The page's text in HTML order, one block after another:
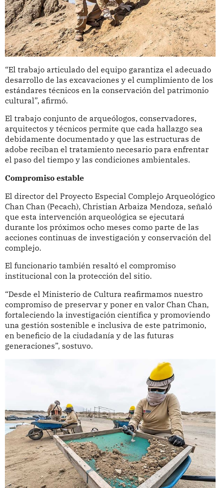
“El trabajo articulado del equipo garantiza el adecuado
desarrollo de las excavaciones y el cumplimiento de los
estándares técnicos en la conservación del patrimonio
cultural”, afirmó.
El trabajo conjunto de arqueólogos, conservadores,
arquitectos y técnicos permite que cada hallazgo sea
debidamente documentado y que las estructuras de
adobe reciban el tratamiento necesario para enfrentar
el paso del tiempo y las condiciones ambientales.
Compromiso estable
El director del Proyecto Especial Complejo Arqueológico
Chan Chan (Pecach), Christian Arbaiza Mendoza, señaló
que esta intervención arqueológica se ejecutará
durante los próximos ocho meses como parte de las
acciones continuas de investigación y conservación del
complejo.
El funcionario también resaltó el compromiso
institucional con la protección del sitio.
“Desde el Ministerio de Cultura reafirmamos nuestro
compromiso de preservar y poner en valor Chan Chan,
fortaleciendo la investigación científica y promoviendo
una gestión sostenible e inclusiva de este patrimonio,
en beneficio de la ciudadanía y de las futuras
generaciones”, sostuvo.